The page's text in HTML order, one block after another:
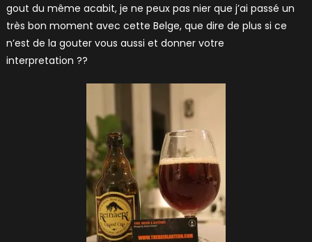
gout du même acabit, je ne peux pas nier que j’ai passé un
très bon moment avec cette Belge, que dire de plus si ce
n’est de la gouter vous aussi et donner votre
interpretation ??